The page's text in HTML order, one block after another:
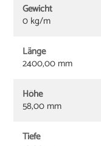
Gewicht
0 kg/m
Länge
2400,00 mm
Höhe
58,00 mm
Tiefe